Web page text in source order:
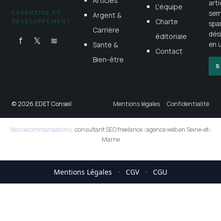
EXPERTISE ET
DÉVELOPPEMENT
f 𝕏 ≋
Argent &
Carrière
Santé &
Bien-être
L'équipe
Charte
éditoriale
Contact
en
© 2026 EDET Conseil Mentions légales Confidentialité
Nos recommandations :consultant SEO freelance|agence web en Seine-et-
Marne
Mentions Légales · CGV · CGU